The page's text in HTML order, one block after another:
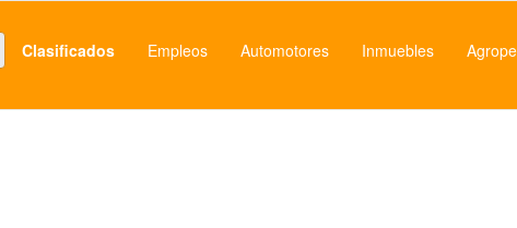
Clasificados Empleos Automotores Inmuebles